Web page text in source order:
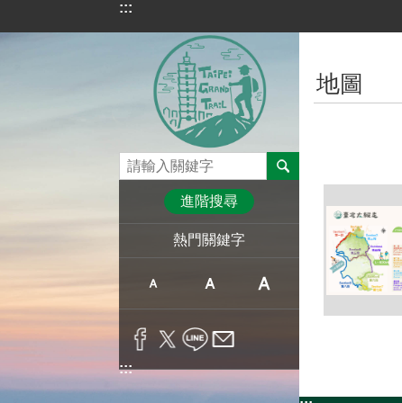
跳到主要內容區塊
:::
進階搜尋
熱門關鍵字
:::
地圖